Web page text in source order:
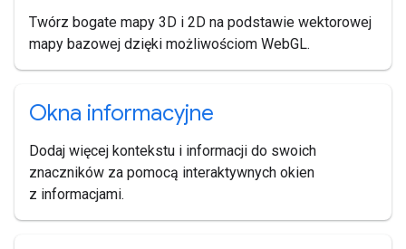
Twórz bogate mapy 3D i 2D na podstawie wektorowej
mapy bazowej dzięki możliwościom WebGL.
Okna informacyjne
Dodaj więcej kontekstu i informacji do swoich
znaczników za pomocą interaktywnych okien
z informacjami.